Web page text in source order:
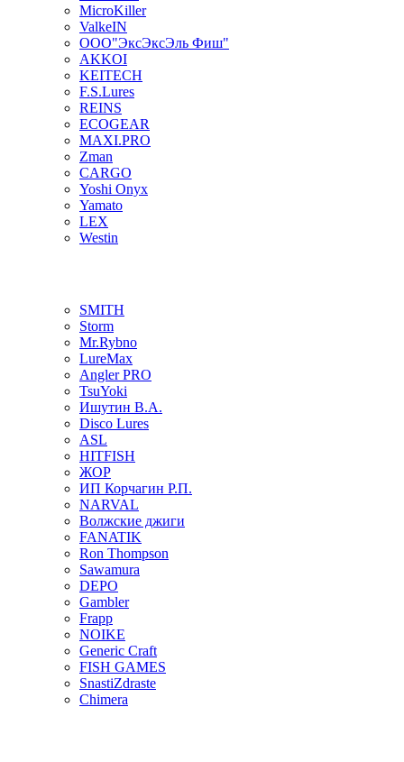
MicroKiller
ValkeIN
ООО"ЭксЭксЭль Фиш"
AKKOI
KEITECH
F.S.Lures
REINS
ECOGEAR
MAXI.PRO
Zman
CARGO
Yoshi Onyx
Yamato
LEX
Westin
SMITH
Storm
Mr.Rybno
LureMax
Angler PRO
TsuYoki
Ишутин В.А.
Disco Lures
ASL
HITFISH
ЖОР
ИП Корчагин Р.П.
NARVAL
Волжские джиги
FANATIK
Ron Thompson
Sawamura
DEPO
Gambler
Frapp
NOIKE
Generic Craft
FISH GAMES
SnastiZdraste
Chimera